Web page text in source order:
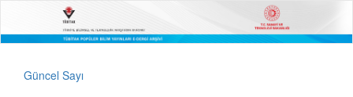
Güncel Sayı